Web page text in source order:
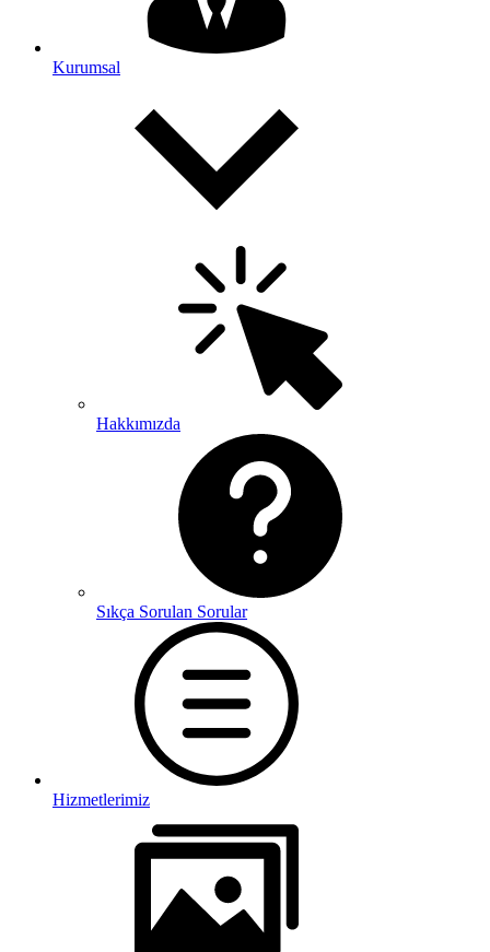
Kurumsal
Hakkımızda
Sıkça Sorulan Sorular
Hizmetlerimiz